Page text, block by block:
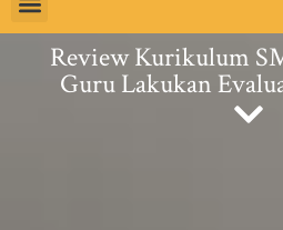
Review Kurikulum
Guru Lakukan